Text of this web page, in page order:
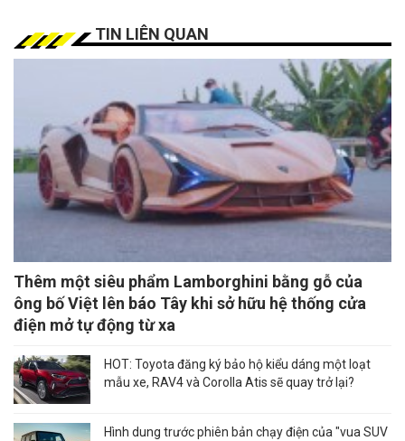
TIN LIÊN QUAN
Thêm một siêu phẩm Lamborghini bằng gỗ của
ông bố Việt lên báo Tây khi sở hữu hệ thống cửa
điện mở tự động từ xa
HOT: Toyota đăng ký bảo hộ kiểu dáng một loạt
mẫu xe, RAV4 và Corolla Atis sẽ quay trở lại?
Hình dung trước phiên bản chạy điện của "vua SUV